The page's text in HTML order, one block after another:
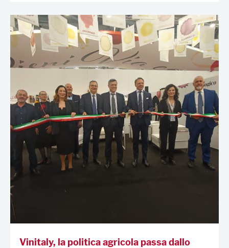
Vinitaly, la politica agricola passa dallo